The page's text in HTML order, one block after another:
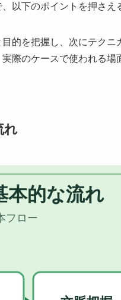
以下のポイントを押さ
目的を把握し、次にテク
際のケースで使われる
れ